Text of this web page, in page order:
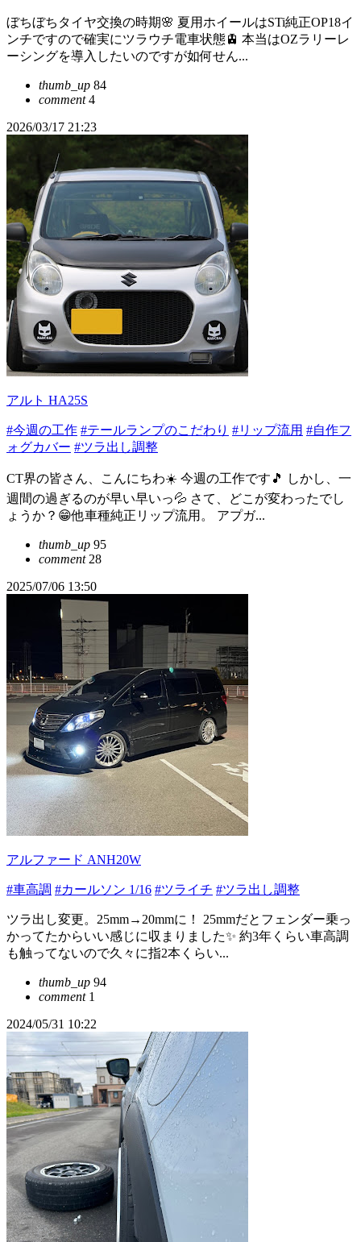
ぼちぼちタイヤ交換の時期🌸 夏用ホイールはSTi純正OP18イ
ンチですので確実にツラウチ電車状態🚊 本当はOZラリーレ
ーシングを導入したいのですが如何せん...
thumb_up 84
comment4
2026/03/17 21:23
アルト HA25S
#今週の工作 #テールランプのこだわり #リップ流用 #自作フ
ォグカバー #ツラ出し調整
CT界の皆さん、こんにちわ☀️ 今週の工作です🎵 しかし、一
週間の過ぎるのが早い早いっ💦 さて、どこが変わったでし
ょうか？😁他車種純正リップ流用。 アプガ...
thumb_up 95
comment28
2025/07/06 13:50
アルファード ANH20W
#車高調 #カールソン 1/16 #ツライチ #ツラ出し調整
ツラ出し変更。25mm→20mmに！ 25mmだとフェンダー乗っ
かってたからいい感じに収まりました✨ 約3年くらい車高調
も触ってないので久々に指2本くらい...
thumb_up 94
comment1
2024/05/31 10:22